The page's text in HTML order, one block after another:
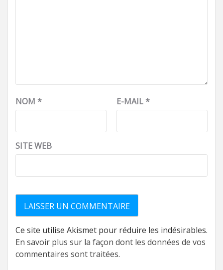
NOM * E-MAIL*
SITE WEB
Ce site utilise Akismet pour réduire les indésirables.
En savoir plus sur la façon dont les données de vos
commentaires sont traitées.